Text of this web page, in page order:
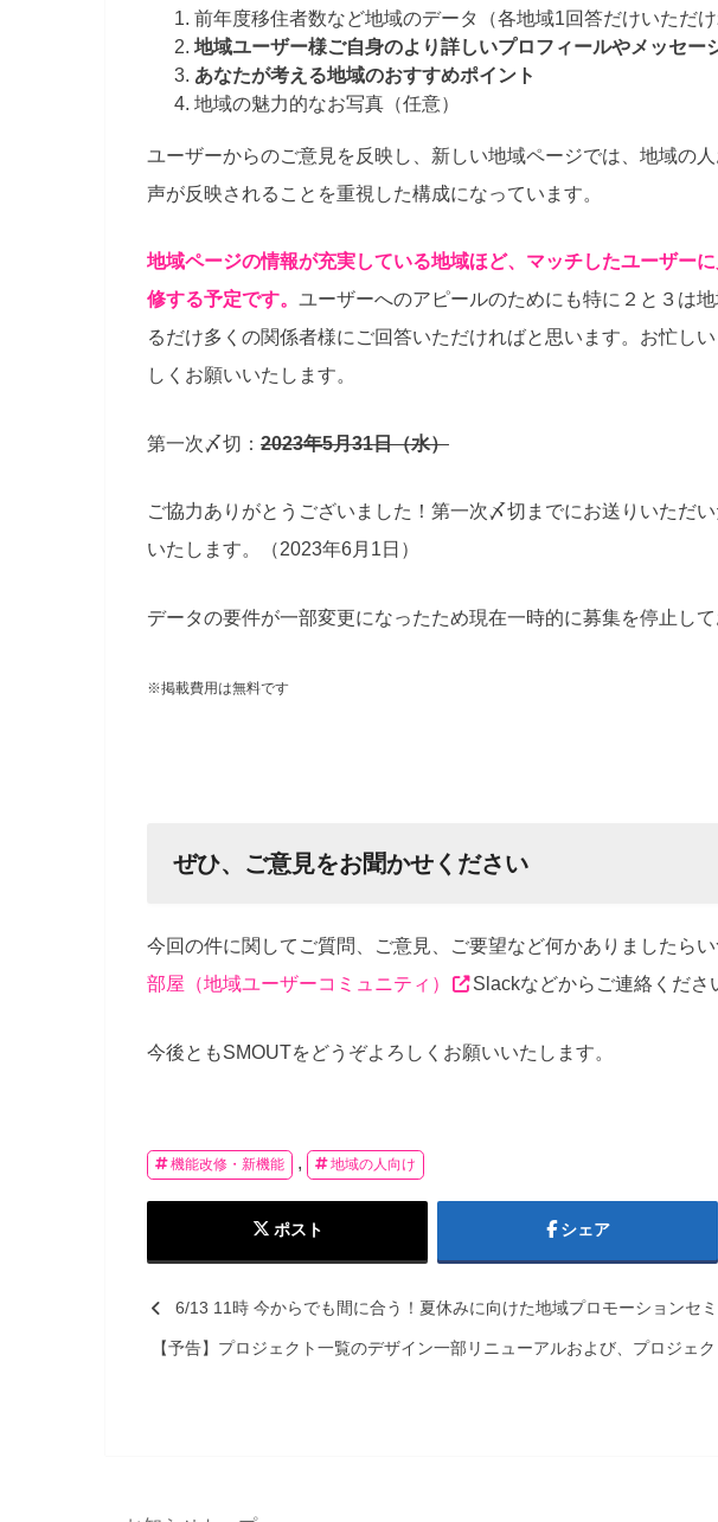
前年度移住者数など地域のデータ（各地域1回答だけいただけ
地域ユーザー様ご自身のより詳しいプロフィールやメッセー
あなたが考える地域のおすすめポイント
地域の魅力的なお写真（任意）
ユーザーからのご意見を反映し、新しい地域ページでは、地域の
声が反映されることを重視した構成になっています。
地域ページの情報が充実している地域ほど、マッチしたユーザー
修する予定です。 ユーザーへのアピールのためにも特に２と３は
るだけ多くの関係者様にご回答いただければと思います。お忙し
しくお願いいたします。
第一次〆切： 2023年5月31日（水）
ご協力ありがとうございました！第一次〆切までにお送りいただ
いたします。（2023年6月1日）
データの要件が一部変更になったため現在一時的に募集を停止し
※掲載費用は無料です
ぜひ、ご意見をお聞かせください
今回の件に関してご質問、ご意見、ご要望など何かありましたらい
部屋（地域ユーザーコミュニティ）
Slackなどからご連絡くださ
今後ともSMOUTをどうぞよろしくお願いいたします。
機能改修・新機能 , 地域の人向け
ポスト シェア
6/13 11時 今からでも間に合う！夏休みに向けた地域プロモーションセ
【予告】プロジェクト一覧のデザイン一部リニューアルおよび、プロジェ